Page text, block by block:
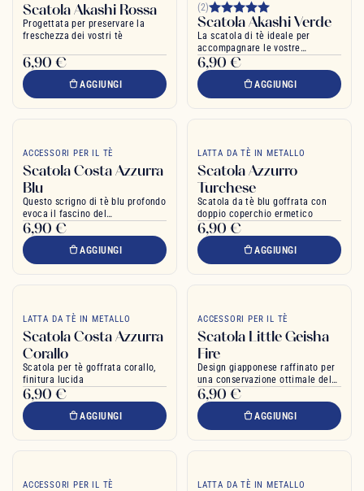
Scatola Akashi Rossa
Progettata per preservare la
freschezza dei vostri tè
6,90 €
AGGIUNGI
(2)
Scatola Akashi Verde
La scatola di tè ideale per
accompagnare le vostre
degustazioni
6,90 €
AGGIUNGI
ACCESSORI PER IL TÈ
Scatola Costa Azzurra
Blu
Questo scrigno di tè blu profondo
evoca il fascino del
Mediterraneo
6,90 €
AGGIUNGI
LATTA DA TÈ IN METALLO
Scatola Azzurro
Turchese
Scatola da tè blu goffrata con
doppio coperchio ermetico
6,90 €
AGGIUNGI
LATTA DA TÈ IN METALLO
Scatola Costa Azzurra
Corallo
Scatola per tè goffrata corallo,
finitura lucida
6,90 €
AGGIUNGI
ACCESSORI PER IL TÈ
Scatola Little Geisha
Fire
Design giapponese raffinato per
una conservazione ottimale del
tè
6,90 €
AGGIUNGI
ACCESSORI PER IL TÈ LATTA DA TÈ IN METALLO